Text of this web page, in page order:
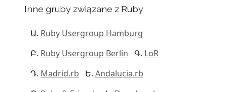
Inne gruby związane z Ruby
Ruby Usergroup Hamburg
Ruby Usergroup Berlin
LoR
Madrid.rb
Andalucia.rb